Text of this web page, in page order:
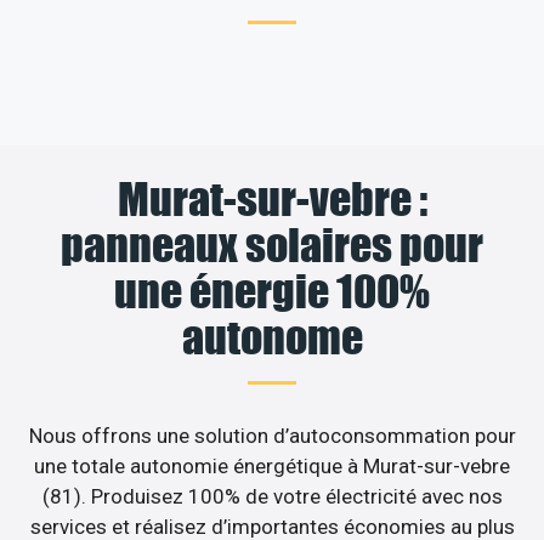
Murat-sur-vebre :
panneaux solaires pour
une énergie 100%
autonome
Nous offrons une solution d’autoconsommation pour
une totale autonomie énergétique à Murat-sur-vebre
(81). Produisez 100% de votre électricité avec nos
services et réalisez d’importantes économies au plus